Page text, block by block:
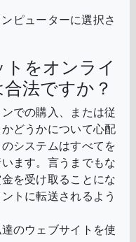
ピューターに選択さ
をオンライ
法ですか？
での購入、または従
どうかについて心配
システムはすべてを
ます。言うまでもな
を受け取ることにな
トに転送されるよう
のウェブサイトを使